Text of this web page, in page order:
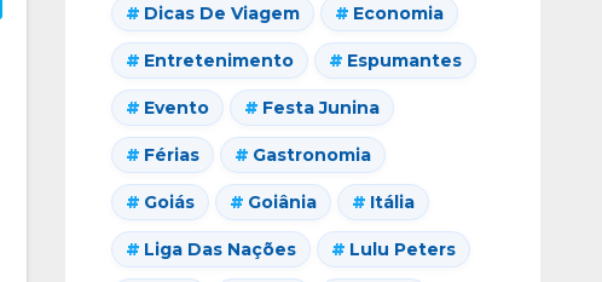
Dicas De Viagem Economia
Entretenimento Espumantes
Evento Festa Junina
Férias Gastronomia
Goiás Goiânia Itália
Liga Das Nações Lulu Peters